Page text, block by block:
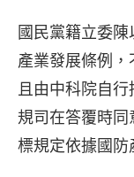
國民黨籍立委
產業發展條例，
且由中科院自
規司在答覆時
標規定依據國防